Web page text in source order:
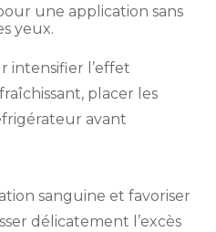
une application sans
yeux.
intensifier l’effet
placer les
avant
sanguine et favoriser
délicatement l’excès